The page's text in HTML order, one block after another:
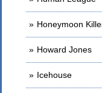
Honeymoon
Howard Jones
Icehouse